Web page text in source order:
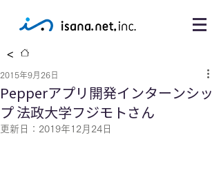
<
Pepperアプリ開発インターンシッ
プ 法政大学フジモトさん
2015年9月26日
更新日： 2019年12月24日